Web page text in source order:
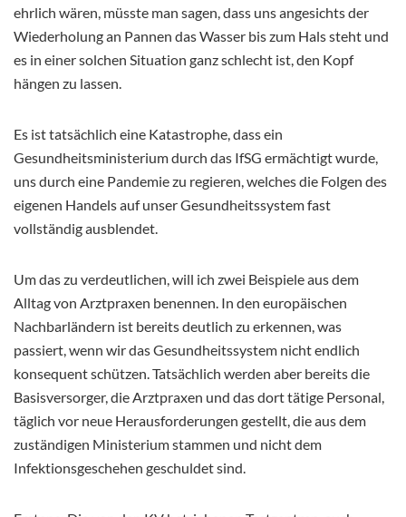
ehrlich wären, müsste man sagen, dass uns angesichts der
Wiederholung an Pannen das Wasser bis zum Hals steht und
es in einer solchen Situation ganz schlecht ist, den Kopf
hängen zu lassen.
Es ist tatsächlich eine Katastrophe, dass ein
Gesundheitsministerium durch das IfSG ermächtigt wurde,
uns durch eine Pandemie zu regieren, welches die Folgen des
eigenen Handels auf unser Gesundheitssystem fast
vollständig ausblendet.
Um das zu verdeutlichen, will ich zwei Beispiele aus dem
Alltag von Arztpraxen benennen. In den europäischen
Nachbarländern ist bereits deutlich zu erkennen, was
passiert, wenn wir das Gesundheitssystem nicht endlich
konsequent schützen. Tatsächlich werden aber bereits die
Basisversorger, die Arztpraxen und das dort tätige Personal,
täglich vor neue Herausforderungen gestellt, die aus dem
zuständigen Ministerium stammen und nicht dem
Infektionsgeschehen geschuldet sind.